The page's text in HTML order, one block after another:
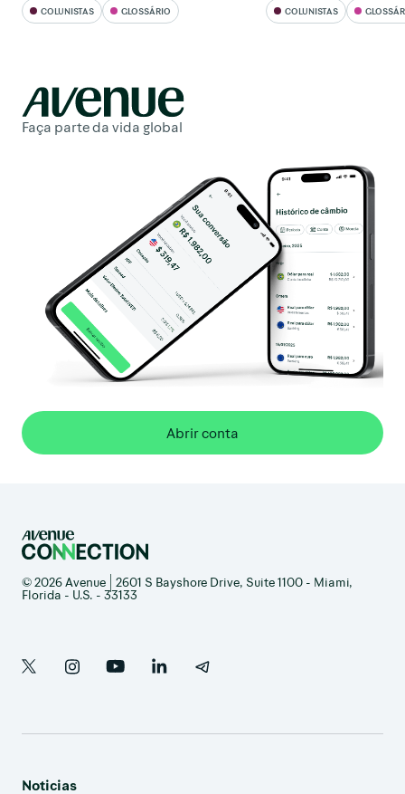
COLUNISTAS GLOSSÁRIO COLUNISTAS
Faça parte da vida global
Abrir conta
© 2026 Avenue | 2601 S Bayshore Drive, Suite 1100 - Miami,
Florida - U.S. - 33133
Noticias